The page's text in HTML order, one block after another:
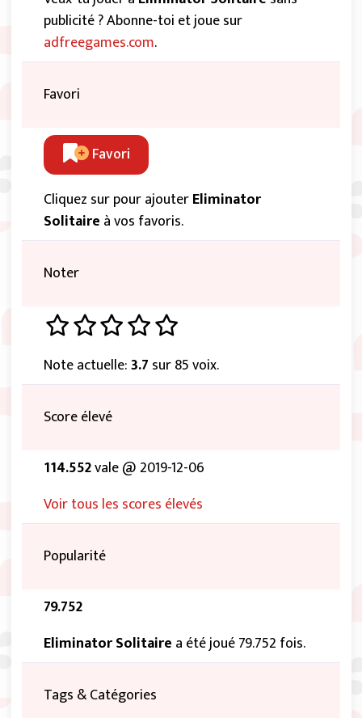
publicité ? Abonne-toi et joue sur
adfreegames.com.
Favori
Favori
Cliquez sur pour ajouterEliminator
Solitaire à vos favoris.
Noter
Note actuelle:3.7 sur 85 voix.
Score élevé
114.552vale @ 2019-12-06
Voir tous les scores élevés
Popularité
79.752
Eliminator Solitaire a été joué 79.752 fois.
Tags & Catégories